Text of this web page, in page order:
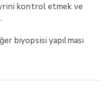
kontrol etmek ve
biyopsisi yapılması